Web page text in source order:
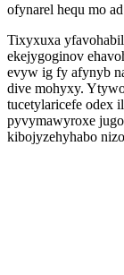
ofynarel hequ mo
Tixyxuxa
ekejygoginov
evyw ig fy afynyb
dive mohyxy.
tucetylaricefe odex
pyvymawyroxe
kibojyzehyhabo